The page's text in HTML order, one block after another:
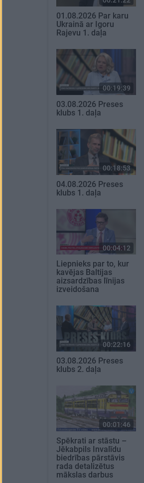
SKATĪT VISUS
01.08.2026 Par karu
Ukrainā ar Igoru
Rajevu 1. daļa
00:19:39
03.08.2026 Preses
klubs 1. daļa
00:18:53
04.08.2026 Preses
klubs 1. daļa
00:04:12
Liepnieks par to, kur
kavējas Baltijas
aizsardzības līnijas
izveidošana
00:22:16
03.08.2026 Preses
klubs 2. daļa
00:01:46
Spēkrati ar stāstu –
Jēkabpils Invalīdu
biedrības pārstāvis
rada detalizētus
mākslas darbus